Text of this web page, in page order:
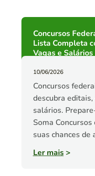
Concursos
Lista Completa
Vagas e Salários
10/06/2026
Concursos
descubra editais,
salários.
Soma
suas chances de
Ler mais>